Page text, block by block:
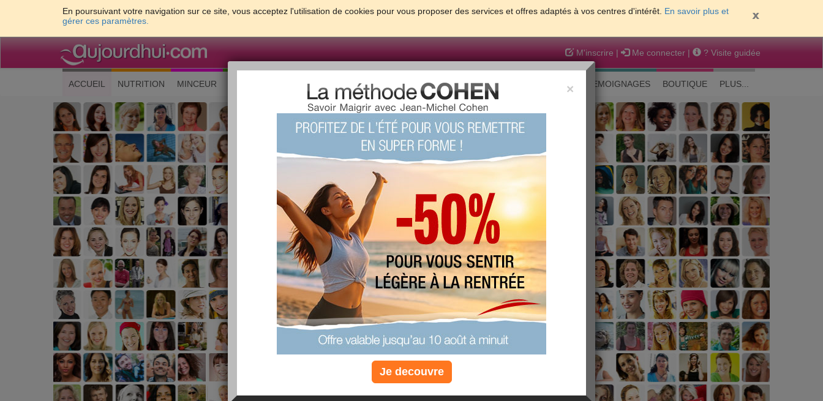
En poursuivant votre navigation sur ce site, vous acceptez l'utilisation de cookies pour vous proposer des services et offres adaptés à vos centres d'intérêt. En savoir plus et
gérer ces paramètres.
M'inscrire | Me connecter | ? Visite guidée
ACCUEIL (current)
NUTRITION MINCEUR FORME & SANTE PSYCHO & TESTS GROSSESSE & BEBE TEMOIGNAGES BOUTIQUE PLUS...
Les meilleures solutions pour maigrir et être bien dans sa peau
PLUS
EFFICACE
PLUS
SANTÉ
PLUS
COACHING
Non, je préfère le régime gratuit
×
Je decouvre